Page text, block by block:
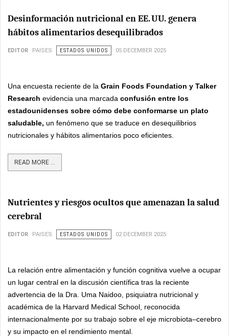
Desinformación nutricional en EE. UU. genera
hábitos alimentarios desequilibrados
EDITOR PAISES ESTADOS UNIDOS 05 DECEMBER 2025
Una encuesta reciente de la Grain Foods Foundation y Talker
Research evidencia una marcada confusión entre los
estadounidenses sobre cómo debe conformarse un plato
saludable, un fenómeno que se traduce en desequilibrios
nutricionales y hábitos alimentarios poco eficientes.
READ MORE ...
Nutrientes y riesgos ocultos que amenazan la salud
cerebral
EDITOR PAISES ESTADOS UNIDOS 02 DECEMBER 2025
La relación entre alimentación y función cognitiva vuelve a ocupar
un lugar central en la discusión científica tras la reciente
advertencia de la Dra. Uma Naidoo, psiquiatra nutricional y
académica de la Harvard Medical School, reconocida
internacionalmente por su trabajo sobre el eje microbiota–cerebro
y su impacto en el rendimiento mental.